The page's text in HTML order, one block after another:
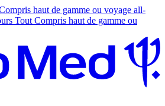
haut de gamme ou voyage all-
Tout Compris haut de gamme ou